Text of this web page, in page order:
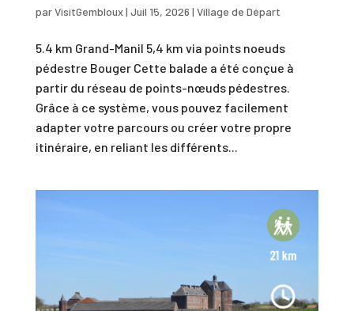
parVisitGembloux| Juil 15, 2026 | Village de Départ
5.4 km Grand-Manil 5,4 km via points noeuds
pédestre Bouger Cette balade a été conçue à
partir du réseau de points-nœuds pédestres.
Grâce à ce système, vous pouvez facilement
adapter votre parcours ou créer votre propre
itinéraire, en reliant les différents...